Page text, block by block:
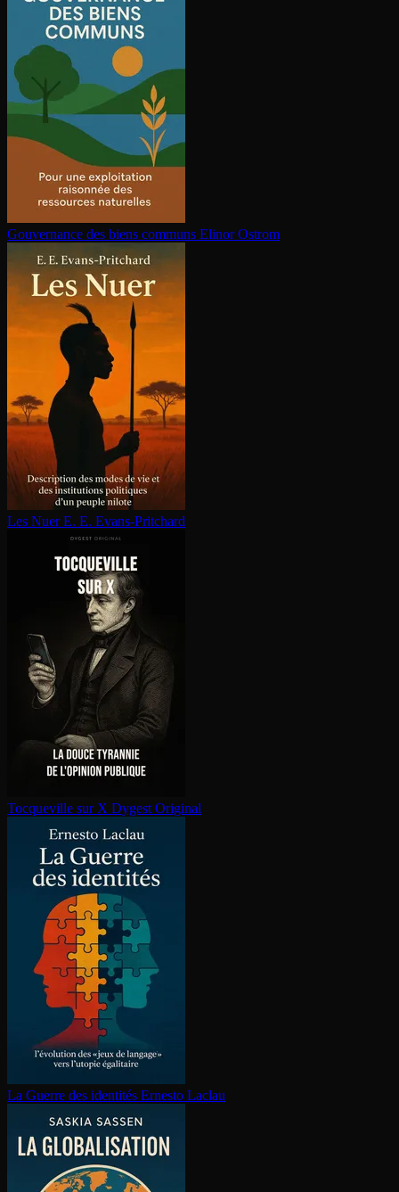
Gouvernance des biens communs Elinor Ostrom
Les Nuer E. E. Evans-Pritchard
Tocqueville sur X Dygest Original
La Guerre des identités Ernesto Laclau